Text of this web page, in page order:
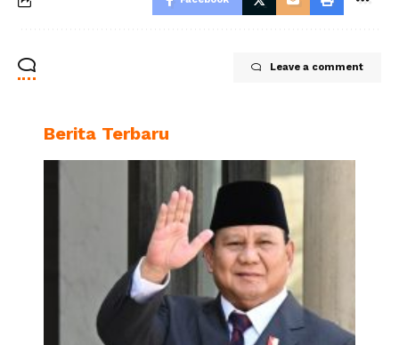
Leave a comment
Berita Terbaru